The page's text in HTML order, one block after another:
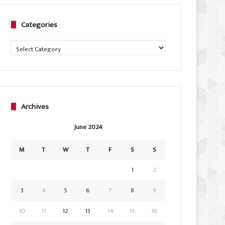
Categories
Categories
Archives
June 2024
M T W T F S
S
1
2
3
4 5 6 7 8
9
10
11 12 13 14 15 16